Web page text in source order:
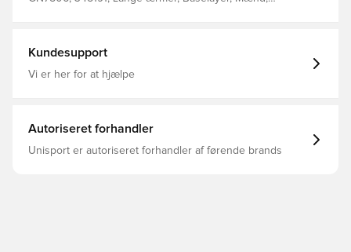
Kundesupport
Vi er her for at hjælpe
Autoriseret forhandler
Unisport er autoriseret forhandler af førende brands